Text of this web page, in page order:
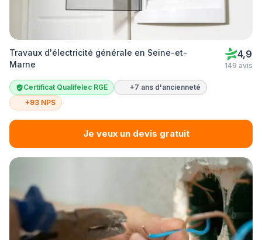
Travaux d'électricité générale en Seine-et-
Marne
4,9
149 avis
Certificat Qualifelec RGE
+7 ans d'ancienneté
+93 NPS
Je veux un devis gratuit